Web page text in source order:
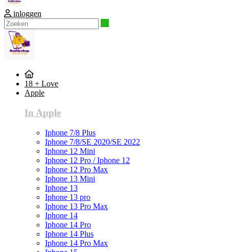
inloggen
18 + Love
Apple
In Apple
Iphone 7/8 Plus
Iphone 7/8/SE 2020/SE 2022
Iphone 12 Mini
Iphone 12 Pro / Iphone 12
Iphone 12 Pro Max
Iphone 13 Mini
Iphone 13
Iphone 13 pro
Iphone 13 Pro Max
Iphone 14
Iphone 14 Pro
Iphone 14 Plus
Iphone 14 Pro Max